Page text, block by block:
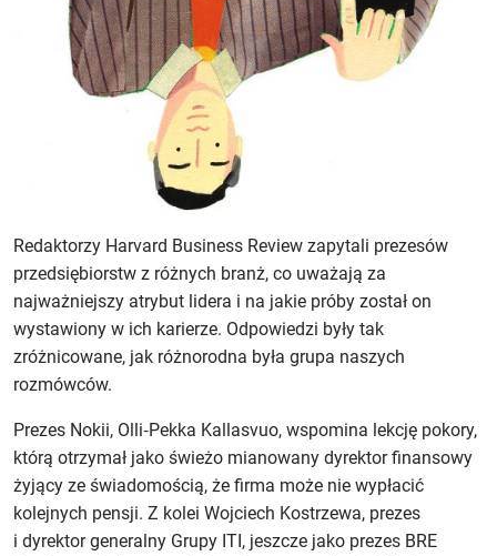
Redaktorzy Harvard Business Review zapytali prezesów
przedsiębiorstw z różnych branż, co uważają za
najważniejszy atrybut lidera i na jakie próby został on
wystawiony w ich karierze. Odpowiedzi były tak
zróżnicowane, jak różnorodna była grupa naszych
rozmówców.
Prezes Nokii, Olli‑Pekka Kallasvuo, wspomina lekcję pokory,
którą otrzymał jako świeżo mianowany dyrektor finansowy
żyjący ze świadomością, że firma może nie wypłacić
kolejnych pensji. Z kolei Wojciech Kostrzewa, prezes
i dyrektor generalny Grupy ITI, jeszcze jako prezes BRE